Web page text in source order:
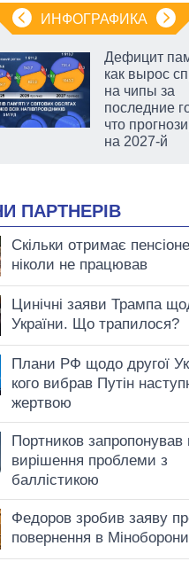
ИНФОГРАФИКА
Дефицит
как вырос
на чипы за
последние
что
на 2027-й